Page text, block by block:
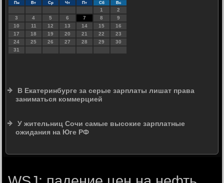
Пн Вт Ср Чт Пт Сб Вс
1
2
3
4 5 6 7 8
9
10
11 12 13 14 15
16
17
18 19 20 21 22
23
24
25 26 27 28 29
30
31
В Екатеринбурге за серые зарплаты лишат права
заниматься коммерцией
У жительниц Сочи самые высокие зарплатные
ожидания на Юге РФ